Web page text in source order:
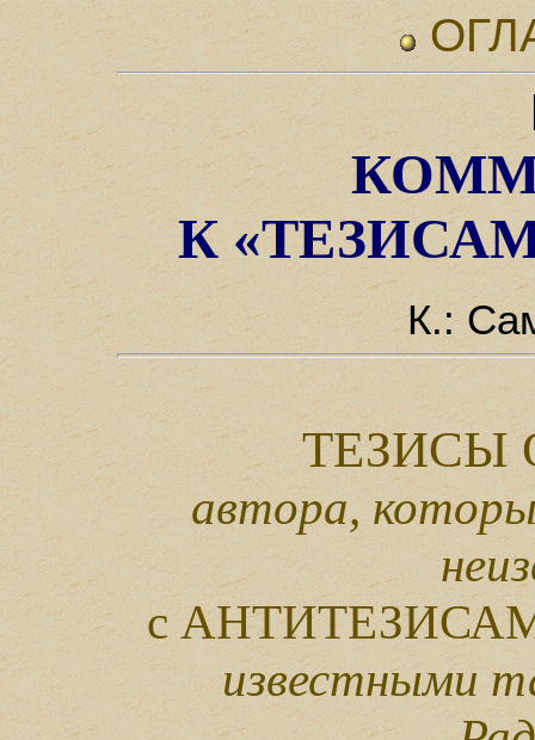
К
К.:
ТЕЗИСЫ
автора,
с
известными